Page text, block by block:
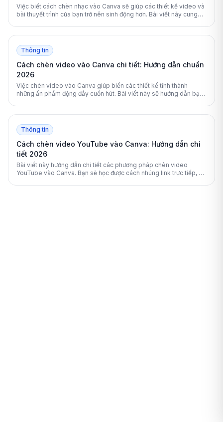
Việc biết cách chèn nhạc vào Canva sẽ giúp các thiết kế video và
bài thuyết trình của bạn trở nên sinh động hơn. Bài viết này cung
Thông tin
Cách chèn video vào Canva chi tiết: Hướng dẫn chuẩn
2026
Việc chèn video vào Canva giúp biến các thiết kế tĩnh thành
những ấn phẩm động đầy cuốn hút. Bài viết này sẽ hướng dẫn bạn
Thông tin
Cách chèn video YouTube vào Canva: Hướng dẫn chi
tiết 2026
Bài viết này hướng dẫn chi tiết các phương pháp chèn video
YouTube vào Canva. Bạn sẽ học được cách nhúng link trực tiếp, sử